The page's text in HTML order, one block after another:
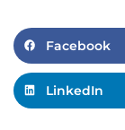
Facebook
LinkedIn